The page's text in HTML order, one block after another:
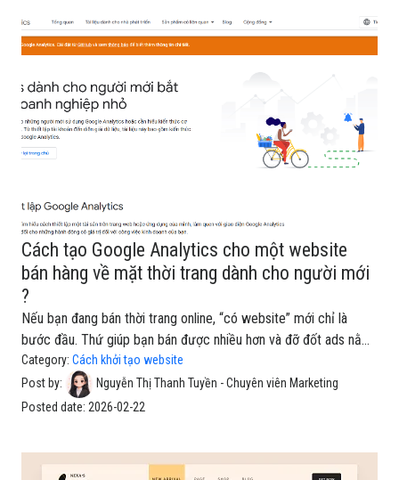
bạn biết website đang “hiện diện” thế nào trên Google Search.
Kết hợp cả hai, bạn mới xây được chiến lược SEO + nội dung
bền vững và ra đơn ổn định. 1.Trước khi bắt đầu bạn cần
Cách tạo Google Analytics cho một website
bán hàng về mặt thời trang dành cho người mới
?
Nếu bạn đang bán thời trang online, “có website” mới chỉ là
bước đầu. Thứ giúp bạn bán được nhiều hơn và đỡ đốt ads nằm
ở phần theo dõi dữ liệu: Khách hàng đến từ đâu?
(Facebook/Google/TikTok/SEO) Họ xem sản phẩm nào nhiều
nhất? Họ fail ở bước nào? (xem sản phẩm → thêm giỏ →
việc này là Google Analytics 4 (GA4). 1.Bạn cần chuẩn bị những
Category: Cách khởi tạo website
Post by:
Nguyễn Thị Thanh Tuyền - Chuyên viên Marketing
Posted date: 2026-02-22